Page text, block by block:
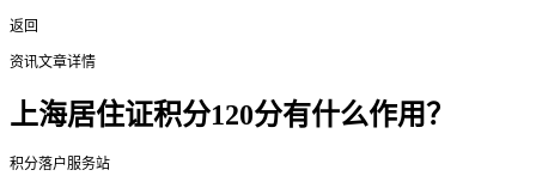
返回
资讯文章详情
上海居住证积分120分有什么作用？
积分落户服务站